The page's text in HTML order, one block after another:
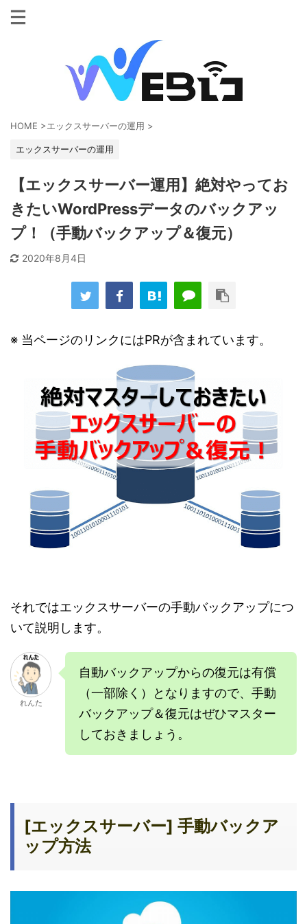
HOME >エックスサーバーの運用 >
エックスサーバーの運用
【エックスサーバー運用】絶対やってお
きたいWordPressデータのバックアッ
プ！（手動バックアップ＆復元）
2020年8月4日
※ 当ページのリンクにはPRが含まれています。
それではエックスサーバーの手動バックアップにつ
いて説明します。
れんた
自動バックアップからの復元は有償
（一部除く）となりますので、手動
バックアップ＆復元はぜひマスター
しておきましょう。
[エックスサーバー] 手動バックア
ップ方法